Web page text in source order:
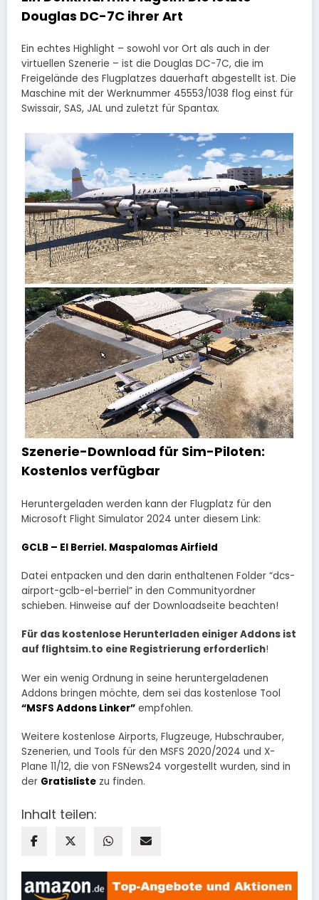
Douglas DC-7C ihrer Art
Ein echtes Highlight – sowohl vor Ort als auch in der
virtuellen Szenerie – ist die Douglas DC-7C, die im
Freigelände des Flugplatzes dauerhaft abgestellt ist. Die
Maschine mit der Werknummer 45553/1038 flog einst für
Swissair, SAS, JAL und zuletzt für Spantax.
Szenerie-Download für Sim-Piloten:
Kostenlos verfügbar
Heruntergeladen werden kann der Flugplatz für den
Microsoft Flight Simulator 2024 unter diesem Link:
GCLB – El Berriel. Maspalomas Airfield
Datei entpacken und den darin enthaltenen Folder “dcs-
airport-gclb-el-berriel” in den Communityordner
schieben. Hinweise auf der Downloadseite beachten!
Für das kostenlose Herunterladen einiger Addons ist
auf flightsim.to eine Registrierung erforderlich!
Wer ein wenig Ordnung in seine heruntergeladenen
Addons bringen möchte, dem sei das kostenlose Tool
“MSFS Addons Linker” empfohlen.
Weitere kostenlose Airports, Flugzeuge, Hubschrauber,
Szenerien, und Tools für den MSFS 2020/2024 und X-
Plane 11/12, die von FSNews24 vorgestellt wurden, sind in
der Gratisliste zu finden.
Inhalt teilen: